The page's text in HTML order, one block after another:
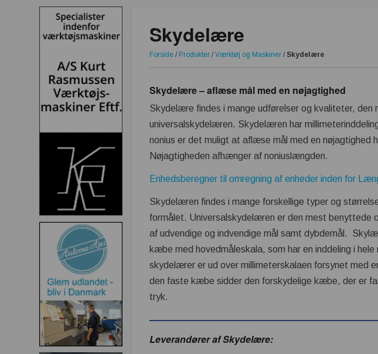
Skydelære
Forside / Produkter /Værktøj og Maskiner / Skydelære
Skydelære – aflæse mål med en nøjagtighed
Skydelære findes i mange udførelser og kvaliteter, den
universalskydelæren. Skydelæren har
nonius er det muligt at aflæse mål med en nøjagtighed
Nøjagtigheden afhænger af noniuslængden.
Enhedsberegner til omregning af enheder inden for
Skydelæren findes i mange forskellige typer og
formålet. Universalskydelæren er den mest benyttede
af udvendige og indvendige mål samt dybdemål.
kæbe med hovedmåleskala, som har en inddeling i
skydelærer er ud over millimeterskalaen forsynet med
den faste kæbe sidder den forskydelige kæbe, der er
tryk.
Leverandører af Skydelære: